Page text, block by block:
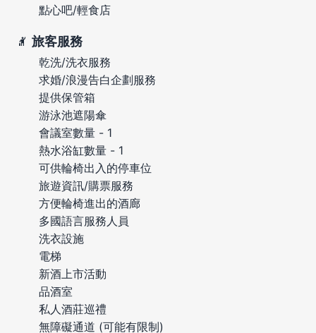
點心吧/輕食店
旅客服務
乾洗/洗衣服務
求婚/浪漫告白企劃服務
提供保管箱
游泳池遮陽傘
會議室數量 - 1
熱水浴缸數量 - 1
可供輪椅出入的停車位
旅遊資訊/購票服務
方便輪椅進出的酒廊
多國語言服務人員
洗衣設施
電梯
新酒上市活動
品酒室
私人酒莊巡禮
無障礙通道 (可能有限制)